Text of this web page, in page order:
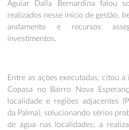
Aguiar Dalla Bernardina falou
realizados nesse início de gestão,
andamento e recursos
investimentos.
Entre as ações executadas, citou
Copasa no Bairro Nova
localidade e regiões adjacentes
da Palma), solucionando sérios
de água nas localidades; a